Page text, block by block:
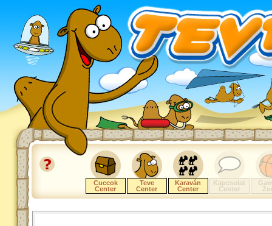
Cuccok
Center
Teve
Center
Karaván
Center
Kapcsolat
Center